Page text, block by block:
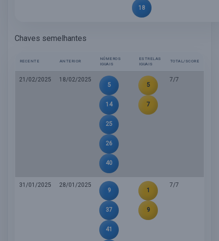
18
Chaves semelhantes
RECENTE ANTERIOR
NÚMEROS
IGUAIS
ESTRELAS
IGUAIS
TOTAL/SCORE
21/02/2025
18/02/2025
5
14
25
26
40
5
7
7/7
31/01/2025
28/01/2025
9
37
41
1
9
7/7